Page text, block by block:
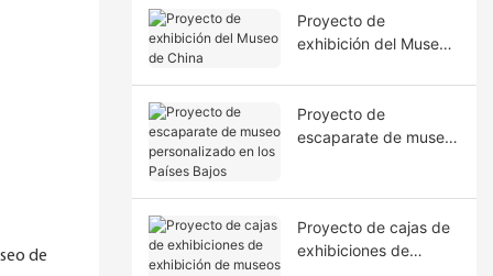
de
Proyecto de
exhibición del Museo
Proyecto de
escaparate de museo
Proyecto de cajas de
exhibiciones de